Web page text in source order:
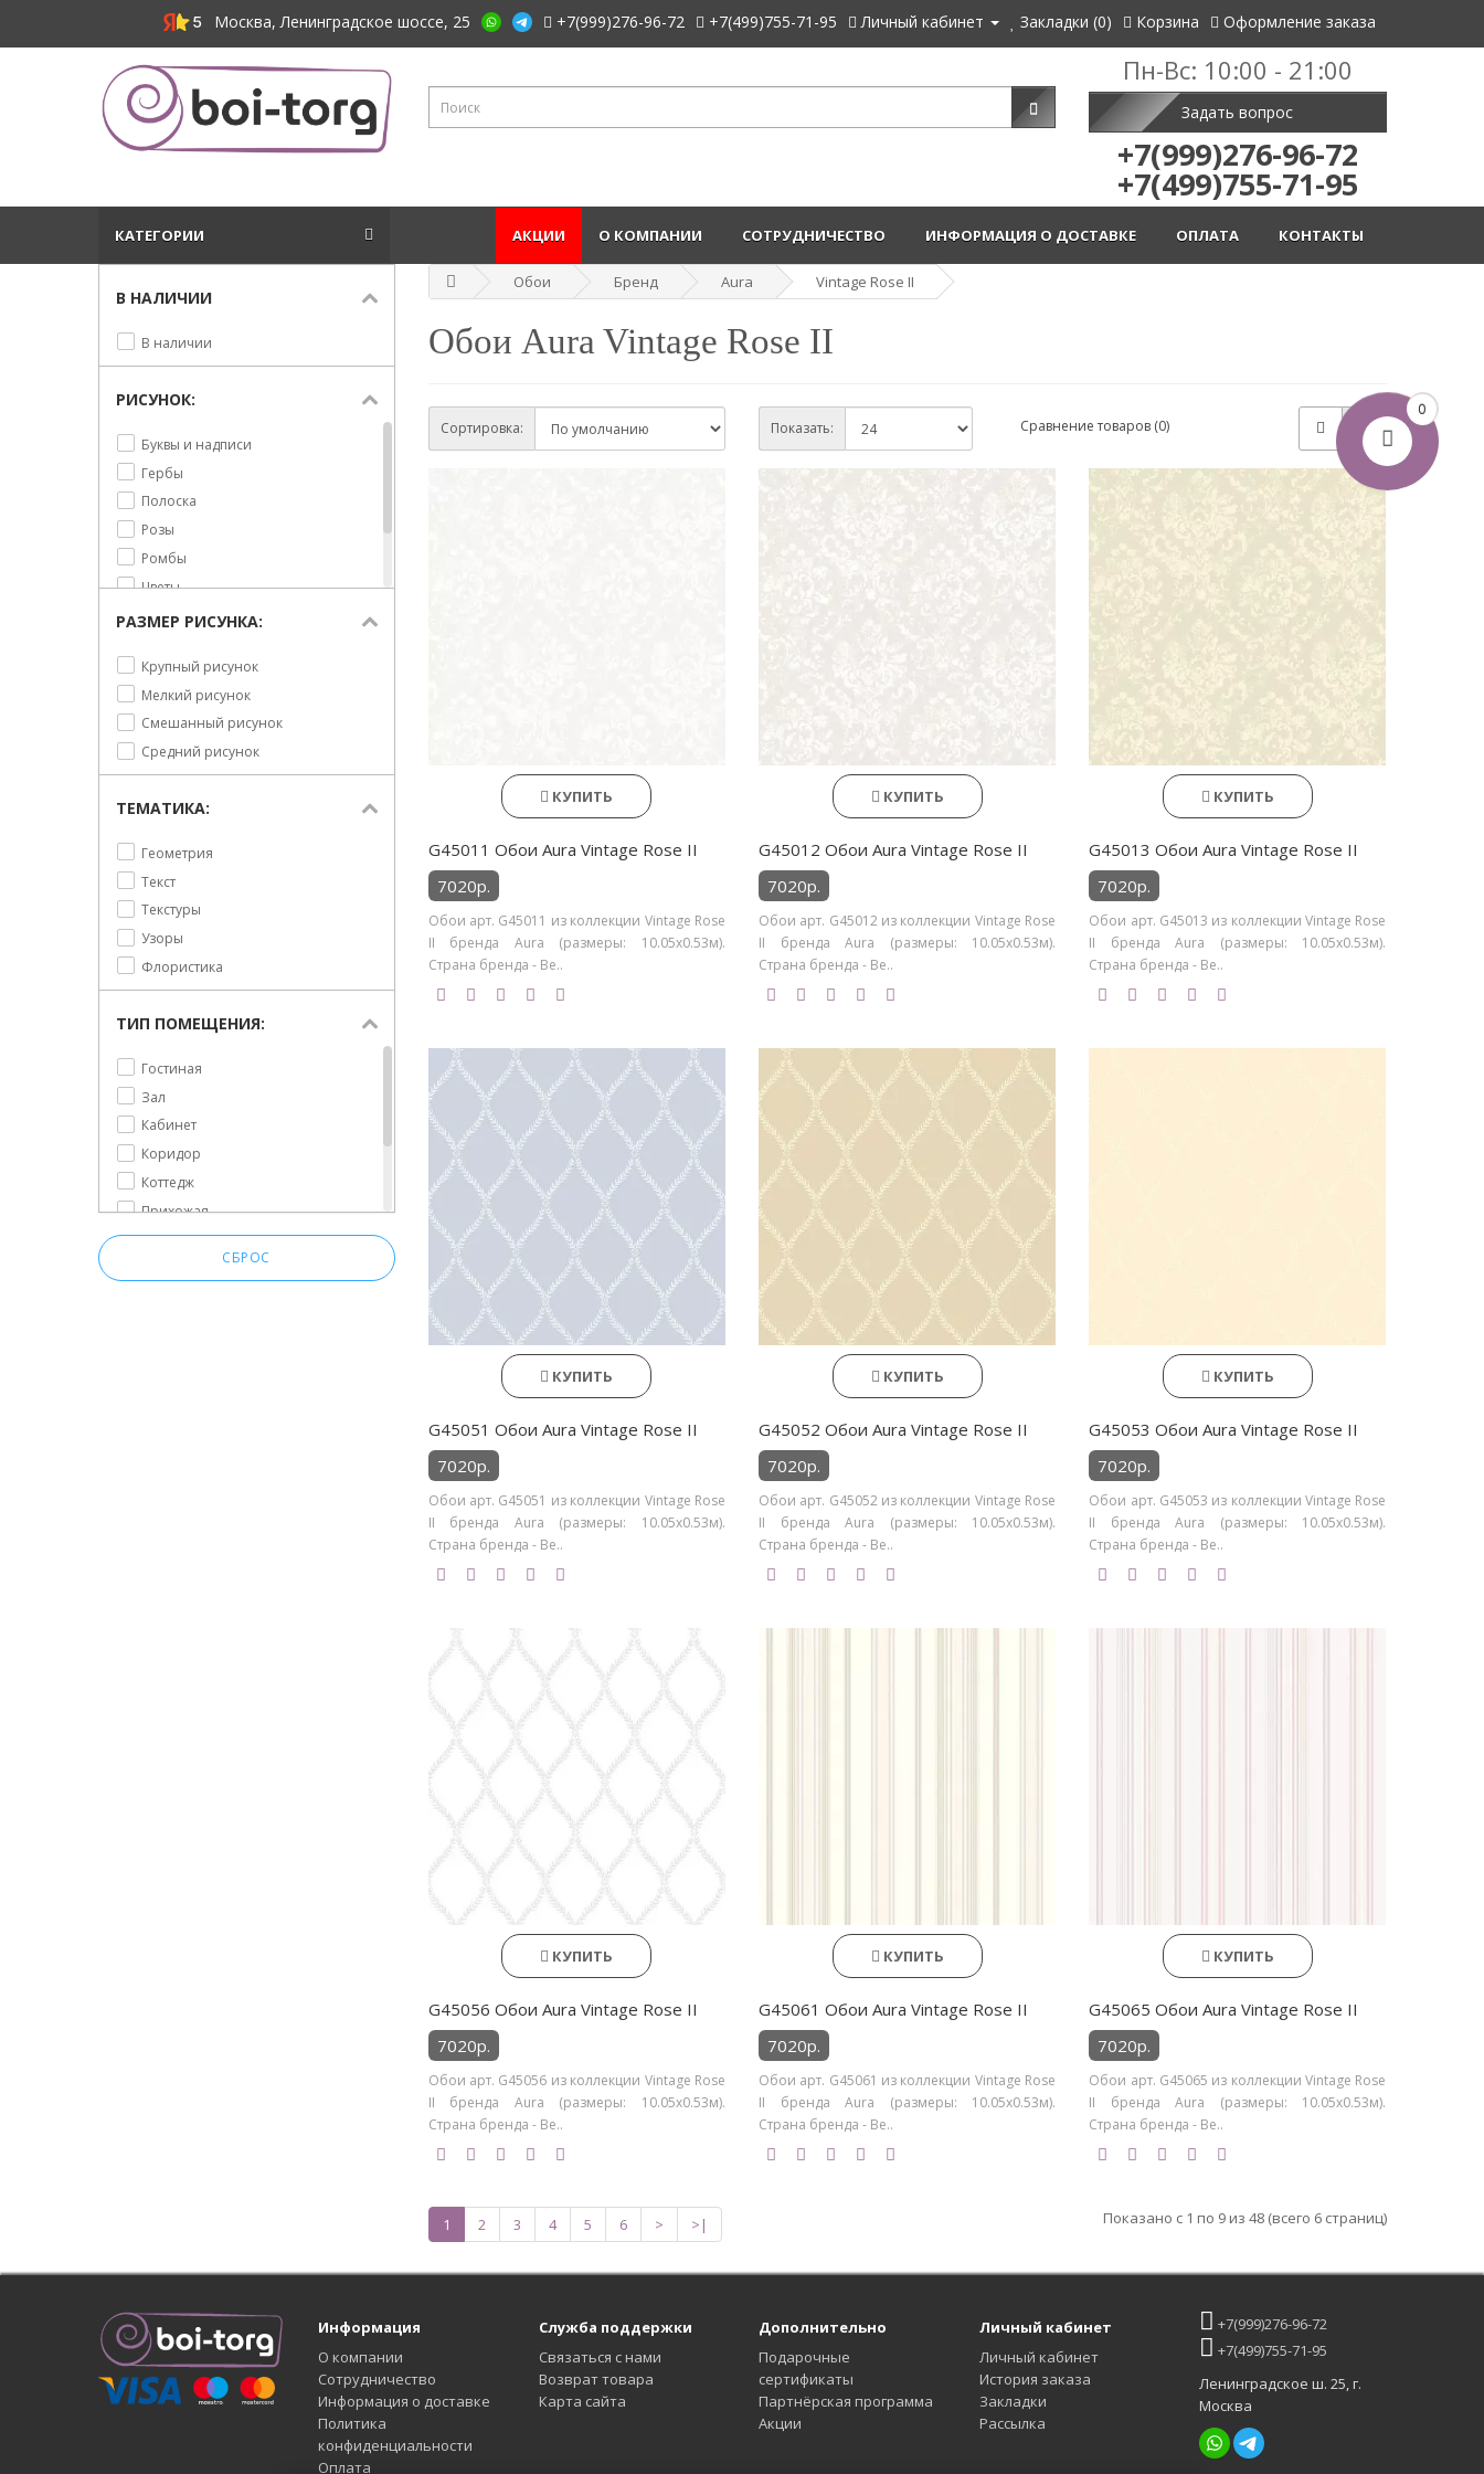
0
Москва, Ленинградское шоссе, 25 +7(999)276-96-72 +7(499)755-71-95 Личный кабинет Закладки (0) Корзина Оформление заказа
Пн-Вс: 10:00 - 21:00
Задать вопрос
+7(999)276-96-72
+7(499)755-71-95
КАТЕГОРИИ КОНТАКТЫ
ОПЛАТА
ИНФОРМАЦИЯ О ДОСТАВКЕ
СОТРУДНИЧЕСТВО
О КОМПАНИИ
АКЦИИ
В НАЛИЧИИ
В наличии
РИСУНОК:
Буквы и надписи
Гербы
Полоска
Розы
Ромбы
Цветы
Шотландская клетка
РАЗМЕР РИСУНКА:
Крупный рисунок
Мелкий рисунок
Смешанный рисунок
Средний рисунок
ТЕМАТИКА:
Геометрия
Текст
Текстуры
Узоры
Флористика
ТИП ПОМЕЩЕНИЯ:
Гостиная
Зал
Кабинет
Коридор
Коттедж
Прихожая
Спальня
СБРОС
Обои Бренд Aura Vintage Rose II
Обои Aura Vintage Rose II
Сортировка: Показать: Сравнение товаров (0)
КУПИТЬ
G45011 Обои Aura Vintage Rose II
7020р.
Обои арт. G45011 из коллекции Vintage Rose
II бренда Aura (размеры: 10.05х0.53м).
Страна бренда - Ве..
КУПИТЬ
G45012 Обои Aura Vintage Rose II
7020р.
Обои арт. G45012 из коллекции Vintage Rose
II бренда Aura (размеры: 10.05х0.53м).
Страна бренда - Ве..
КУПИТЬ
G45013 Обои Aura Vintage Rose II
7020р.
Обои арт. G45013 из коллекции Vintage Rose
II бренда Aura (размеры: 10.05х0.53м).
Страна бренда - Ве..
КУПИТЬ
G45051 Обои Aura Vintage Rose II
7020р.
Обои арт. G45051 из коллекции Vintage Rose
II бренда Aura (размеры: 10.05х0.53м).
Страна бренда - Ве..
КУПИТЬ
G45052 Обои Aura Vintage Rose II
7020р.
Обои арт. G45052 из коллекции Vintage Rose
II бренда Aura (размеры: 10.05х0.53м).
Страна бренда - Ве..
КУПИТЬ
G45053 Обои Aura Vintage Rose II
7020р.
Обои арт. G45053 из коллекции Vintage Rose
II бренда Aura (размеры: 10.05х0.53м).
Страна бренда - Ве..
КУПИТЬ
G45056 Обои Aura Vintage Rose II
7020р.
Обои арт. G45056 из коллекции Vintage Rose
II бренда Aura (размеры: 10.05х0.53м).
Страна бренда - Ве..
КУПИТЬ
G45061 Обои Aura Vintage Rose II
7020р.
Обои арт. G45061 из коллекции Vintage Rose
II бренда Aura (размеры: 10.05х0.53м).
Страна бренда - Ве..
КУПИТЬ
G45065 Обои Aura Vintage Rose II
7020р.
Обои арт. G45065 из коллекции Vintage Rose
II бренда Aura (размеры: 10.05х0.53м).
Страна бренда - Ве..
1 2 3 4 5 6 > >| Показано с 1 по 9 из 48 (всего 6 страниц)
Информация
О компании
Сотрудничество
Информация о доставке
Политика
конфиденциальности
Оплата
Служба поддержки
Связаться с нами
Возврат товара
Карта сайта
Дополнительно
Подарочные
сертификаты
Партнёрская программа
Акции
Личный кабинет
Личный кабинет
История заказа
Закладки
Рассылка
+7(999)276-96-72
+7(499)755-71-95
Ленинградское ш. 25, г.
Москва